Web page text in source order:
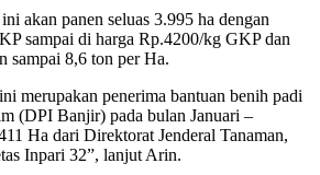
akan panen seluas 3.995 ha dengan
sampai di harga Rp.4200/kg GKP dan
sampai 8,6 ton per Ha.
merupakan penerima bantuan benih padi
(DPI Banjir) pada bulan Januari –
Ha dari Direktorat Jenderal Tanaman,
Inpari 32”, lanjut Arin.